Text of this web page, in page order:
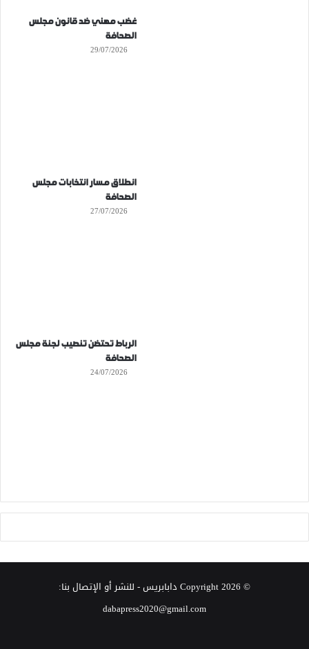
غضب مهني ضد قانون مجلس
الصحافة
29/07/2026
انطلاق مسار انتخابات مجلس
الصحافة
27/07/2026
الرباط تحتضن تنصيب لجنة مجلس
الصحافة
24/07/2026
© Copyright 2026 دابابريس- للنشر أو الإتصال بنا:
dabapress2020@gmail.com